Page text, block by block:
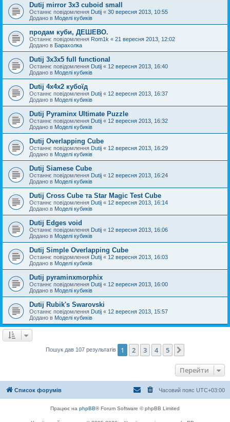
Dutij mirror 3х3 cuboid small
Останнє повідомлення Dutij « 30 вересня 2013, 10:55
Додано в Моделі кубиків
продам куби, ДЕШЕВО.
Останнє повідомлення Rom1k « 21 вересня 2013, 12:02
Додано в Барахолка
Dutij 3х3х5 full functional
Останнє повідомлення Dutij « 12 вересня 2013, 16:40
Додано в Моделі кубиків
Dutij 4х4х2 кубоїд
Останнє повідомлення Dutij « 12 вересня 2013, 16:37
Додано в Моделі кубиків
Dutij Pyraminx Ultimate Puzzle
Останнє повідомлення Dutij « 12 вересня 2013, 16:32
Додано в Моделі кубиків
Dutij Overlapping Cube
Останнє повідомлення Dutij « 12 вересня 2013, 16:29
Додано в Моделі кубиків
Dutij Siamese Cube
Останнє повідомлення Dutij « 12 вересня 2013, 16:24
Додано в Моделі кубиків
Dutij Cross Cube та Star Magic Test Cube
Останнє повідомлення Dutij « 12 вересня 2013, 16:14
Додано в Моделі кубиків
Dutij Edges void
Останнє повідомлення Dutij « 12 вересня 2013, 16:06
Додано в Моделі кубиків
Dutij Simple Overlapping Cube
Останнє повідомлення Dutij « 12 вересня 2013, 16:03
Додано в Моделі кубиків
Dutij pyraminxmorphix
Останнє повідомлення Dutij « 12 вересня 2013, 16:00
Додано в Моделі кубиків
Dutij Rubik's Swarovski
Останнє повідомлення Dutij « 12 вересня 2013, 15:57
Додано в Моделі кубиків
Пошук дав 107 результатів 1 2 3 4 5
Перейти
Список форумів Часовий пояс UTC+03:00
Працює на phpBB® Forum Software © phpBB Limited